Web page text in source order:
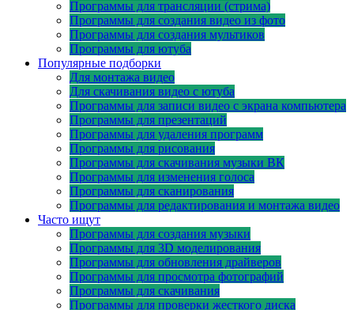
Программы для трансляции (стрима)
Программы для создания видео из фото
Программы для создания мультиков
Программы для ютуба
Популярные подборки
Для монтажа видео
Для скачивания видео с ютуба
Программы для записи видео с экрана компьютера
Программы для презентаций
Программы для удаления программ
Программы для рисования
Программы для скачивания музыки ВК
Программы для изменения голоса
Программы для сканирования
Программы для редактирования и монтажа видео
Часто ищут
Программы для создания музыки
Программы для 3D моделирования
Программы для обновления драйверов
Программы для просмотра фотографий
Программы для скачивания
Программы для проверки жесткого диска